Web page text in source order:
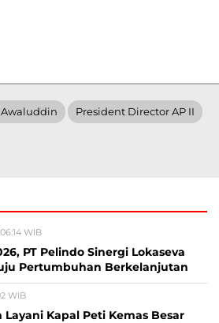
President Director AP II
WIB
PT Pelindo Sinergi Lokaseva
Pertumbuhan Berkelanjutan
WIB
Kapal Peti Kemas Besar